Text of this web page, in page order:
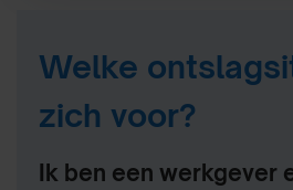
Welke
zich voor?
Ik ben een werkgever